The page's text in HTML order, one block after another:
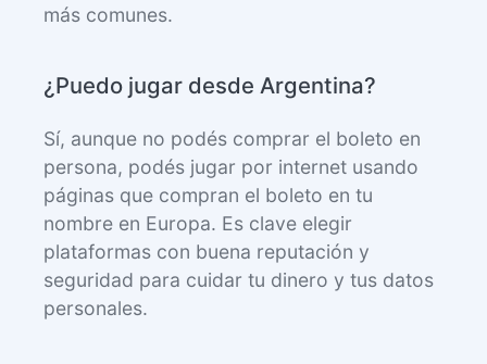
más comunes.
¿Puedo jugar desde Argentina?
Sí, aunque no podés comprar el boleto en
persona, podés jugar por internet usando
páginas que compran el boleto en tu
nombre en Europa. Es clave elegir
plataformas con buena reputación y
seguridad para cuidar tu dinero y tus datos
personales.